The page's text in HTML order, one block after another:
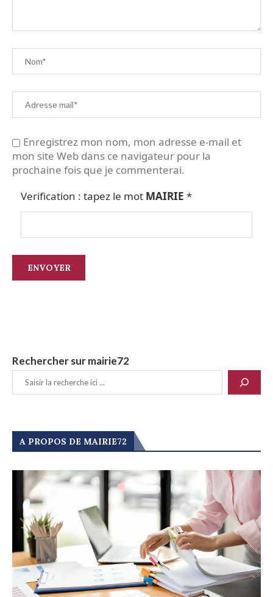
Enregistrez mon nom, mon adresse e-mail et
mon site Web dans ce navigateur pour la
prochaine fois que je commenterai.
Verification : tapez le mot MAIRIE *
Rechercher sur mairie72
A PROPOS DE MAIRIE72